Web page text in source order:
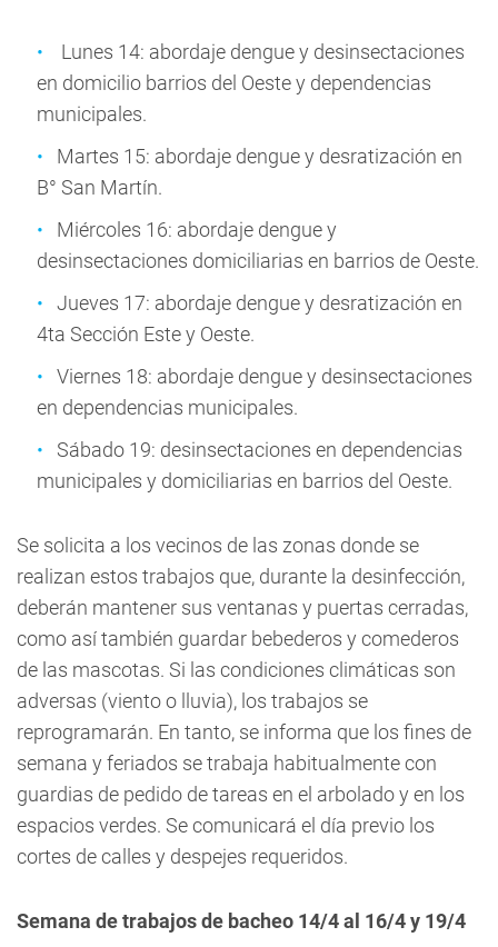
Lunes 14: abordaje dengue y desinsectaciones
en domicilio barrios del Oeste y dependencias
municipales.
Martes 15: abordaje dengue y desratización en
B° San Martín.
Miércoles 16: abordaje dengue y
desinsectaciones domiciliarias en barrios de Oeste.
Jueves 17: abordaje dengue y desratización en
4ta Sección Este y Oeste.
Viernes 18: abordaje dengue y desinsectaciones
en dependencias municipales.
Sábado 19: desinsectaciones en dependencias
municipales y domiciliarias en barrios del Oeste.
Se solicita a los vecinos de las zonas donde se
realizan estos trabajos que, durante la desinfección,
deberán mantener sus ventanas y puertas cerradas,
como así también guardar bebederos y comederos
de las mascotas. Si las condiciones climáticas son
adversas (viento o lluvia), los trabajos se
reprogramarán. En tanto, se informa que los fines de
semana y feriados se trabaja habitualmente con
guardias de pedido de tareas en el arbolado y en los
espacios verdes. Se comunicará el día previo los
cortes de calles y despejes requeridos.
Semana de trabajos de bacheo 14/4 al 16/4 y 19/4